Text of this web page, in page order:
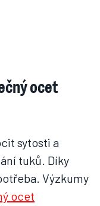
ocet
sytosti a
tuků. Díky
Výzkumy
ocet